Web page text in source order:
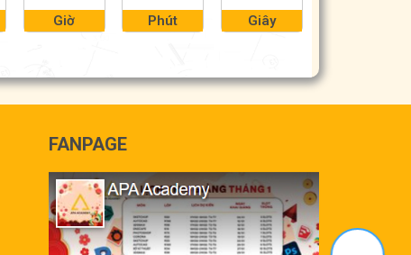
Giờ Phút Giây
FANPAGE